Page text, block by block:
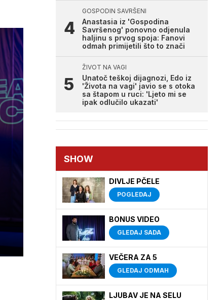
GOSPODIN SAVRŠENI
Anastasia iz 'Gospodina
Savršenog' ponovno odjenula
haljinu s prvog spoja: Fanovi
odmah primijetili što to znači
ŽIVOT NA VAGI
Unatoč teškoj dijagnozi, Edo iz
'Života na vagi' javio se s otoka
sa štapom u ruci: 'Ljeto mi se
ipak odlučilo ukazati'
SHOW
DIVLJE PČELE
POGLEDAJ
BONUS VIDEO
GLEDAJ SADA
VEČERA ZA 5
GLEDAJ ODMAH
LJUBAV JE NA SELU